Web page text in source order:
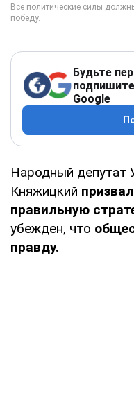
Будьте
Google
Народный депутат
Княжицкий
правильную
убежден, что
правду.